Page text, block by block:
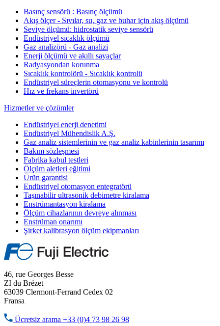
Basınç sensörü : Basınç ölçümü
Akış ölçer - Sıvılar, su, gaz ve buhar için akış ölçümü
Seviye ölçümü: hidrostatik seviye sensörü
Endüstriyel sıcaklık ölçümü
Gaz analizörü - Gaz analizi
Enerji ölçümü ve akıllı sayaçlar
Radyasyondan korunma
Sıcaklık kontrolörü - Sıcaklık kontrolü
Endüstriyel süreçlerin otomasyonu ve kontrolü
Hız ve frekans invertörü
Hizmetler ve çözümler
Endüstriyel enerji denetimi
Endüstriyel Mühendislik A.Ş.
Gaz analiz sistemlerinin ve gaz analiz kabinlerinin tasarımı
Bakım sözleşmesi
Fabrika kabul testleri
Ölçüm aletleri eğitimi
Ürün garantisi
Endüstriyel otomasyon entegratörü
Taşınabilir ultrasonik debimetre kiralama
Enstrümantasyon kiralama
Ölçüm cihazlarının devreye alınması
Enstrüman onarımı
Şirket kalibrasyon ölçüm ekipmanları
46, rue Georges Besse
ZI du Brézet
63039 Clermont-Ferrand Cedex 02
Fransa
Ücretsiz arama +33 (0)4 73 98 26 98